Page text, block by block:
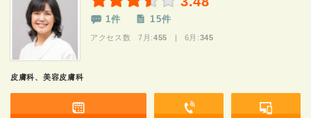
1件 15件
アクセス数 7月:455 | 6月:345
皮膚科、美容皮膚科